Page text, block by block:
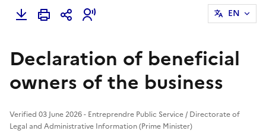
EN
Declaration of beneficial
owners of the business
Verified 03 June 2026 - Entreprendre Public Service / Directorate of
Legal and Administrative Information (Prime Minister)